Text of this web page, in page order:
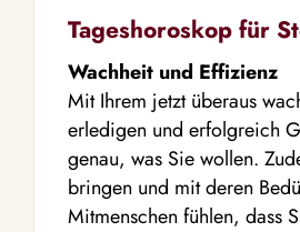
Tageshoroskop für
Wachheit und Effizienz
Mit Ihrem jetzt überaus
erledigen und erfolgreich
genau, was Sie wollen.
bringen und mit deren
Mitmenschen fühlen, dass